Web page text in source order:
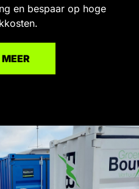
en bespaar op hoge